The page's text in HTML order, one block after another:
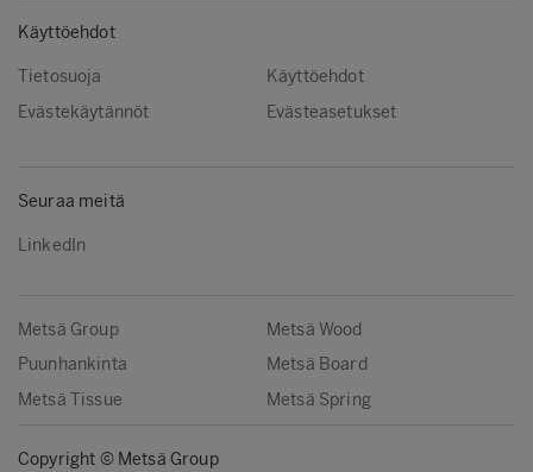
Käyttöehdot
Tietosuoja
Käyttöehdot
Evästekäytännöt
Evästeasetukset
Seuraa meitä
LinkedIn
Metsä Group
Metsä Wood
Puunhankinta
Metsä Board
Metsä Tissue
Metsä Spring
Copyright © Metsä Group